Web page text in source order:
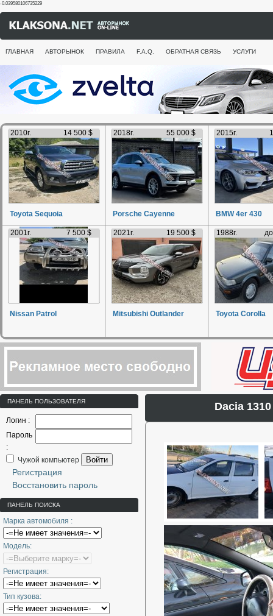
-0.039580106735229
ГЛАВНАЯ АВТОРЫНОК ПРАВИЛА F.A.Q. ОБРАТНАЯ СВЯЗЬ УСЛУГИ
2010г. 14 500 $
Toyota Sequoia
2018г. 55 000 $
Porsche Cayenne
2015г.
BMW 4er 430
2001г. 7 500 $
Nissan Patrol
2021г. 19 500 $
Mitsubishi Outlander
1988г.
Toyota Corolla
ПАНЕЛЬ ПОЛЬЗОВАТЕЛЯ
Логин :
Пароль
:
Чужой компьютер
Войти
Регистрация
Восстановить пароль
ПАНЕЛЬ ПОИСКА
Марка автомобиля :
Модель:
Регистрация:
Тип кузова:
Dacia